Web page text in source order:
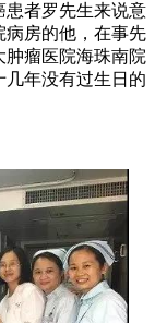
者罗先生来说意
病房的他，在事先
瘤医院海珠南院
几年没有过生日的